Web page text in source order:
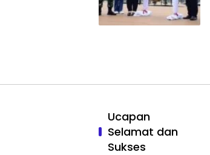
Ucapan
Selamat dan
Sukses